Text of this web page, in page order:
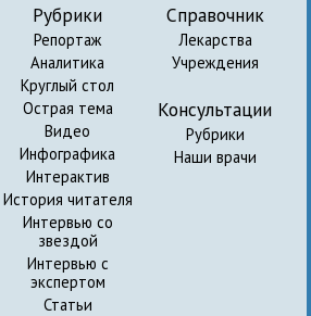
Рубрики
Репортаж
Аналитика
Круглый стол
Острая тема
Видео
Инфографика
Интерактив
История читателя
Интервью со
звездой
Интервью с
экспертом
Статьи
Справочник
Лекарства
Учреждения
Консультации
Рубрики
Наши врачи